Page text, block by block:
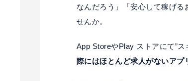
なんだろう」「安心して稼げ
せんか。
App StoreやPlay ストアにて”ス
際にはほとんど求人がないア